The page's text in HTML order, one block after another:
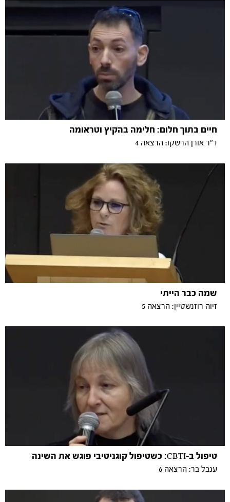
חיים בתוך חלום: חלימה בהקיץ וטראומה
ד"ר אורן הרשקו: הרצאה 4
שמה כבר הייתי
זיוה רוזנשטיין: הרצאה 5
טיפול ב-CBTI: כשטיפול קוגניטיבי פוגש את השינה
ענבל בר: הרצאה 6